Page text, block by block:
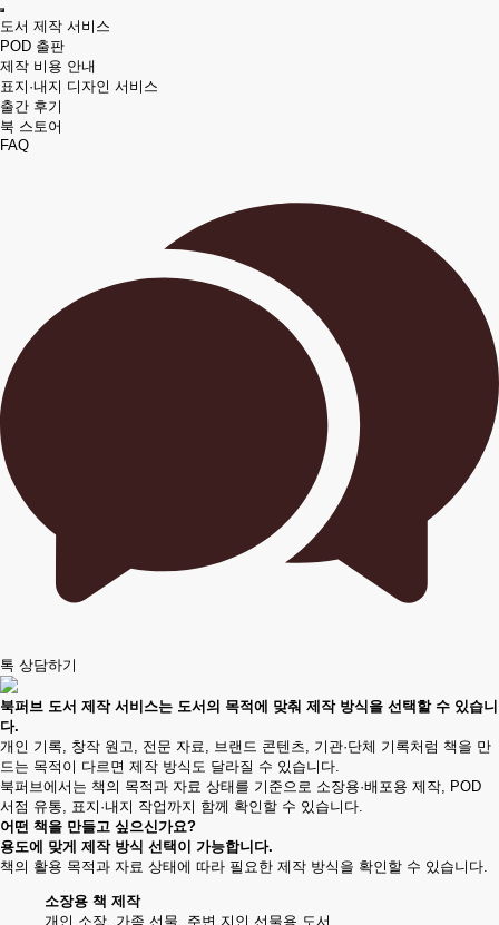
도서 제작 서비스
POD 출판
제작 비용 안내
표지·내지 디자인 서비스
출간 후기
북 스토어
FAQ
톡 상담하기
북퍼브 도서 제작 서비스는 도서의 목적에 맞춰 제작 방식을 선택할 수 있습니
다.
개인 기록, 창작 원고, 전문 자료, 브랜드 콘텐츠, 기관·단체 기록처럼 책을 만
드는 목적이 다르면 제작 방식도 달라질 수 있습니다.
북퍼브에서는 책의 목적과 자료 상태를 기준으로 소장용·배포용 제작, POD
서점 유통, 표지·내지 작업까지 함께 확인할 수 있습니다.
어떤 책을 만들고 싶으신가요?
용도에 맞게 제작 방식 선택이 가능합니다.
책의 활용 목적과 자료 상태에 따라 필요한 제작 방식을 확인할 수 있습니다.
소장용 책 제작
개인 소장, 가족 선물, 주변 지인 선물용 도서